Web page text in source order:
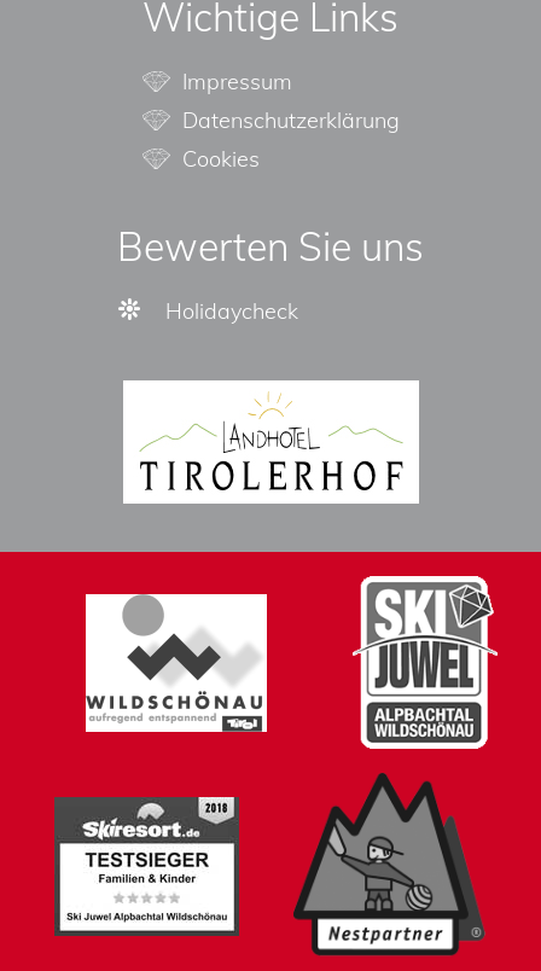
Wichtige Links
Impressum
Datenschutzerklärung
Cookies
Bewerten Sie uns
Holidaycheck